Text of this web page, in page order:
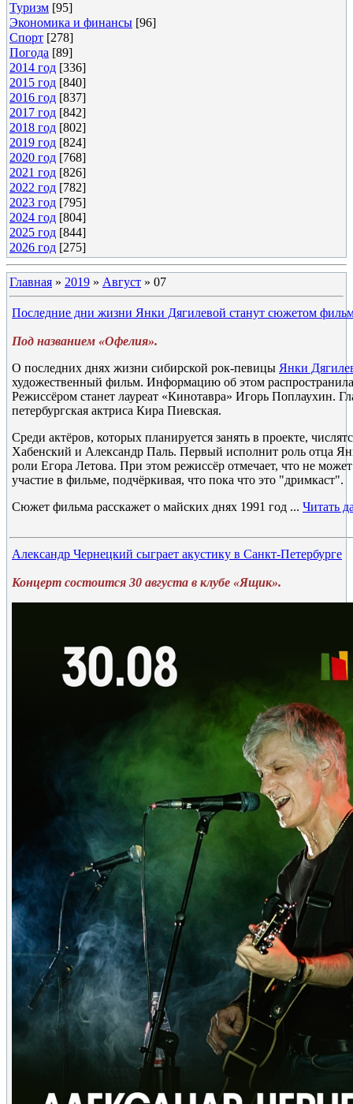
Туризм [95]
Экономика и финансы [96]
Спорт [278]
Погода [89]
2014 год [336]
2015 год [840]
2016 год [837]
2017 год [842]
2018 год [802]
2019 год [824]
2020 год [768]
2021 год [826]
2022 год [782]
2023 год [795]
2024 год [804]
2025 год [844]
2026 год [275]
Главная » 2019 » Август » 07
Последние дни жизни Янки Дягилевой станут сюжетом
Под названием «Офелия».
О последних днях жизни сибирской рок-певицы Янки
художественный фильм. Информацию об этом
Режиссёром станет лауреат «Кинотавра» Игорь Поплаухин.
петербургская актриса Кира Пиевская.
Среди актёров, которых планируется занять в проекте,
Хабенский и Александр Паль. Первый исполнит роль отца
роли Егора Летова. При этом режиссёр отмечает, что не
участие в фильме, подчёркивая, что пока что это "дримкаст".
Сюжет фильма расскажет о майских днях 1991 год ... Читать
Александр Чернецкий сыграет акустику в Санкт-Петербурге
Концерт состоится 30 августа в клубе «Ящик».